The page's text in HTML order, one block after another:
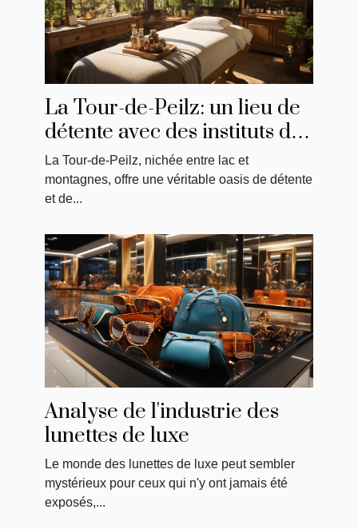
La Tour-de-Peilz: un lieu de
détente avec des instituts de
massage uniques
La Tour-de-Peilz, nichée entre lac et
montagnes, offre une véritable oasis de détente
et de...
Analyse de l'industrie des
lunettes de luxe
Le monde des lunettes de luxe peut sembler
mystérieux pour ceux qui n'y ont jamais été
exposés,...